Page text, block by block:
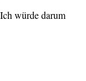
würde darum